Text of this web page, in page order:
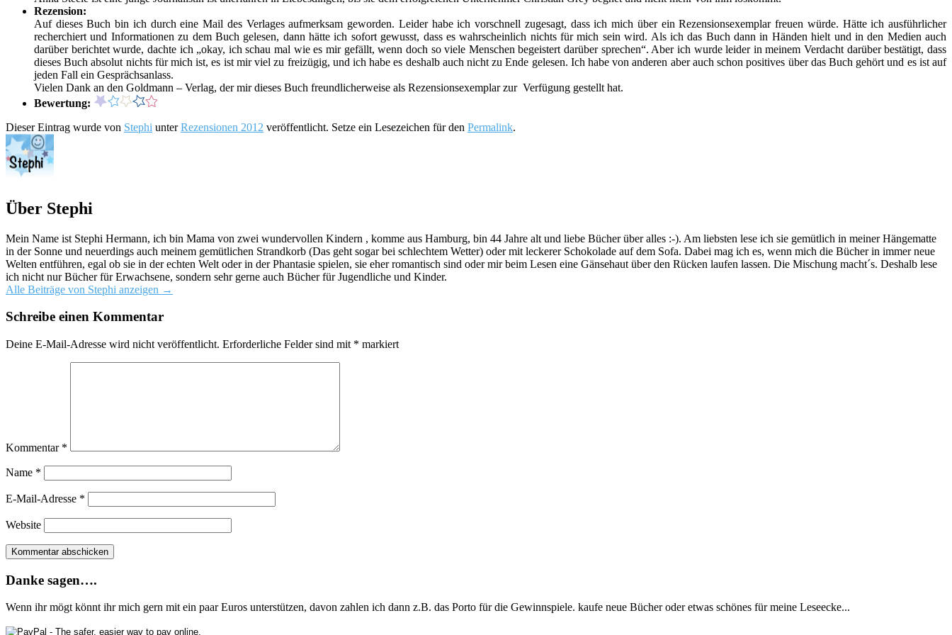
Rezension:
Auf dieses Buch bin ich durch eine Mail des Verlages aufmerksam geworden. Leider habe ich vorschnell zugesagt, dass ich mich über ein Rezensionsexemplar freuen würde. Hätte ich ausführlicher
recherchiert und Informationen zu dem Buch gelesen, dann hätte ich sofort gewusst, dass es wahrscheinlich nichts für mich sein wird. Als ich das Buch dann in Händen hielt und in den Medien auch
darüber berichtet wurde, dachte ich „okay, ich schau mal wie es mir gefällt, wenn doch so viele Menschen begeistert darüber sprechen“. Aber ich wurde leider in meinem Verdacht darüber bestätigt, dass
dieses Buch absolut nichts für mich ist, es ist mir viel zu freizügig, und ich habe es deshalb auch nicht zu Ende gelesen. Ich habe von anderen aber auch schon positives über das Buch gehört und es ist auf
jeden Fall ein Gesprächsanlass.
Vielen Dank an den Goldmann – Verlag, der mir dieses Buch freundlicherweise als Rezensionsexemplar zur Verfügung gestellt hat.
Bewertung:
Dieser Eintrag wurde von Stephi unterRezensionen 2012 veröffentlicht. Setze ein Lesezeichen für den Permalink.
Über Stephi
Mein Name ist Stephi Hermann, ich bin Mama von zwei wundervollen Kindern , komme aus Hamburg, bin 44 Jahre alt und liebe Bücher über alles :-). Am liebsten lese ich sie gemütlich in meiner Hängematte
in der Sonne und neuerdings auch meinem gemütlichen Strandkorb (Das geht sogar bei schlechtem Wetter) oder mit leckerer Schokolade auf dem Sofa. Dabei mag ich es, wenn mich die Bücher in immer neue
Welten entführen, egal ob sie in der echten Welt oder in der Phantasie spielen, sie eher romantisch sind oder mir beim Lesen eine Gänsehaut über den Rücken laufen lassen. Die Mischung macht´s. Deshalb lese
ich nicht nur Bücher für Erwachsene, sondern sehr gerne auch Bücher für Jugendliche und Kinder.
Alle Beiträge von Stephi anzeigen →
Schreibe einen Kommentar
Deine E-Mail-Adresse wird nicht veröffentlicht. Erforderliche Felder sind mit * markiert
Kommentar *
Name *
E-Mail-Adresse *
Website
Danke sagen….
Wenn ihr mögt könnt ihr mich gern mit ein paar Euros unterstützen, davon zahlen ich dann z.B. das Porto für die Gewinnspiele. kaufe neue Bücher oder etwas schönes für meine Leseecke...